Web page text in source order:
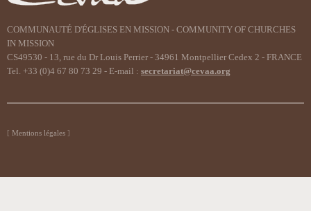
COMMUNAUTÉ D'ÉGLISES EN MISSION - COMMUNITY OF CHURCHES
IN MISSION
CS49530 - 13, rue du Dr Louis Perrier - 34961 Montpellier Cedex 2 - FRANCE
Tel. +33 (0)4 67 80 73 29 - E-mail : secretariat@cevaa.org
Mentions légales